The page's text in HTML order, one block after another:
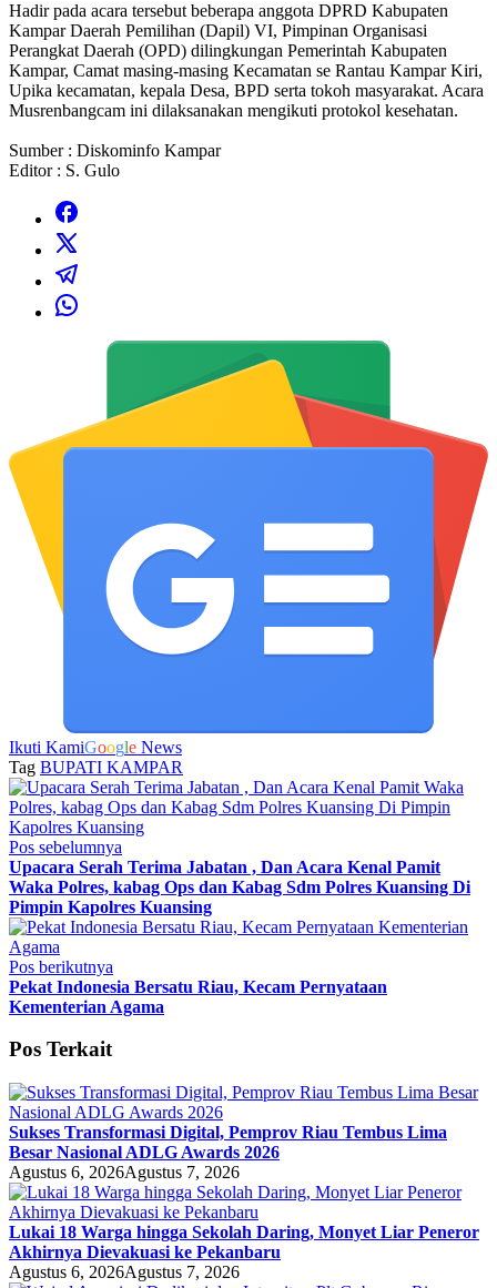
Hadir pada acara tersebut beberapa anggota DPRD Kabupaten
Kampar Daerah Pemilihan (Dapil) VI, Pimpinan Organisasi
Perangkat Daerah (OPD) dilingkungan Pemerintah Kabupaten
Kampar, Camat masing-masing Kecamatan se Rantau Kampar Kiri,
Upika kecamatan, kepala Desa, BPD serta tokoh masyarakat. Acara
Musrenbangcam ini dilaksanakan mengikuti protokol kesehatan.
Sumber : Diskominfo Kampar
Editor : S. Gulo
Ikuti KamiGoogle News
Tag BUPATI KAMPAR
Pos sebelumnya
Upacara Serah Terima Jabatan , Dan Acara Kenal Pamit
Waka Polres, kabag Ops dan Kabag Sdm Polres Kuansing Di
Pimpin Kapolres Kuansing
Pos berikutnya
Pekat Indonesia Bersatu Riau, Kecam Pernyataan
Kementerian Agama
Pos Terkait
Sukses Transformasi Digital, Pemprov Riau Tembus Lima
Besar Nasional ADLG Awards 2026
Agustus 6, 2026Agustus 7, 2026
Lukai 18 Warga hingga Sekolah Daring, Monyet Liar Peneror
Akhirnya Dievakuasi ke Pekanbaru
Agustus 6, 2026Agustus 7, 2026